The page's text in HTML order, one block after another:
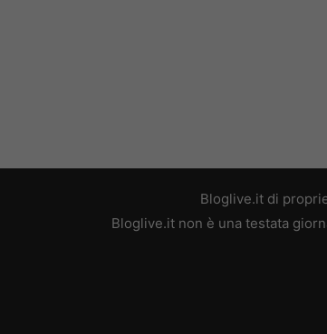
Bloglive.it di
Bloglive.it non è una testata